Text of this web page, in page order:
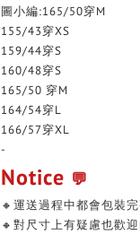
圖小編:165/50穿M
155/43穿XS
159/44穿S
160/48穿S
165/50 穿M
164/54穿L
166/57穿XL
-
Notice 💬
🔸運送過程中都會包裝
🔸對尺寸上有疑慮也歡